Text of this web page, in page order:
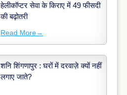
हेलीकॉप्टर सेवा के किराए में 49 फीसदी
की बढ़ोतरी
Read More→
शनि शिंगणापुर : घरों में दरवाज़े क्यों नहीं
लगाए जाते?